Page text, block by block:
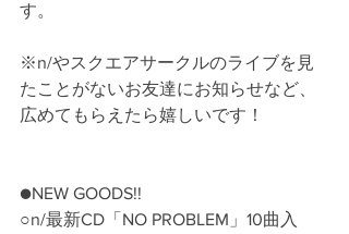
す。
※n/やスクエアサークルのライブを見
たことがないお友達にお知らせなど、
広めてもらえたら嬉しいです！
●NEW GOODS!!
○n/最新CD「NO PROBLEM」10曲入